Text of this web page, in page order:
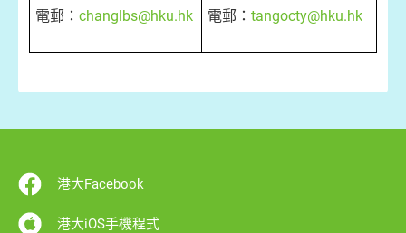
電郵： changlbs@hku.hk
電郵： tangocty@hku.hk
港大Facebook
港大iOS手機程式